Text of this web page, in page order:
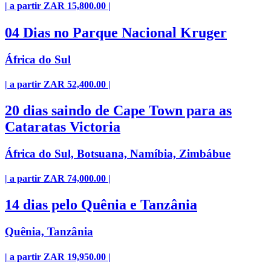
| a partir ZAR 15,800.00 |
04 Dias no Parque Nacional Kruger
África do Sul
| a partir ZAR 52,400.00 |
20 dias saindo de Cape Town para as
Cataratas Victoria
África do Sul, Botsuana, Namíbia, Zimbábue
| a partir ZAR 74,000.00 |
14 dias pelo Quênia e Tanzânia
Quênia, Tanzânia
| a partir ZAR 19,950.00 |